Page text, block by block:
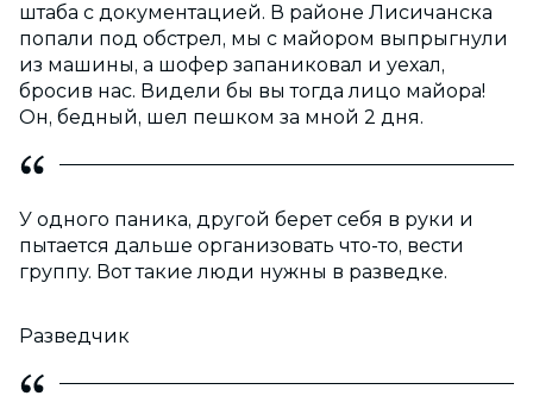
штаба с документацией. В районе Лисичанска
попали под обстрел, мы с майором выпрыгнули
из машины, а шофер запаниковал и уехал,
бросив нас. Видели бы вы тогда лицо майора!
Он, бедный, шел пешком за мной 2 дня.
У одного паника, другой берет себя в руки и
пытается дальше организовать что-то, вести
группу. Вот такие люди нужны в разведке.
Разведчик